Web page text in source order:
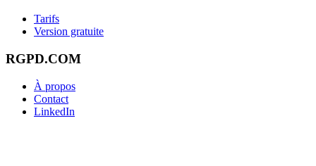
Tarifs
Version gratuite
RGPD.COM
À propos
Contact
LinkedIn